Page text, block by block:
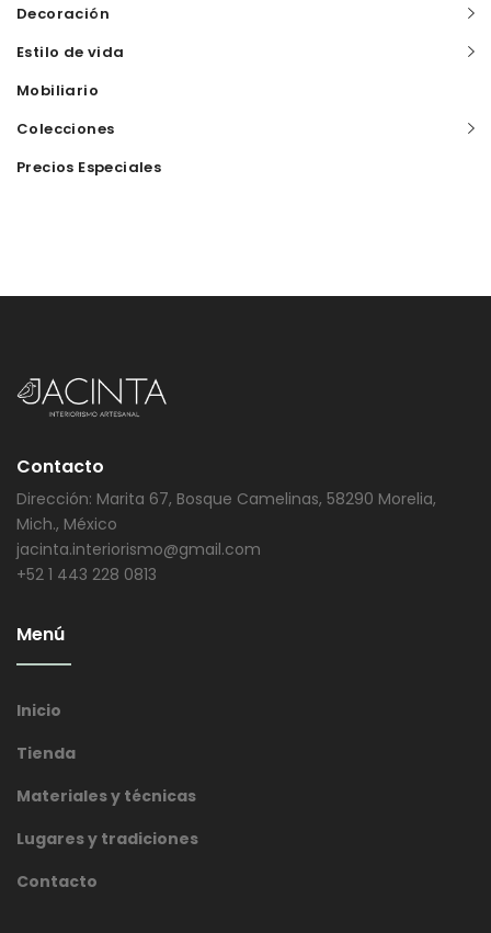
Decoración
Estilo de vida
Mobiliario
Colecciones
Precios Especiales
Contacto
Dirección: Marita 67, Bosque Camelinas, 58290 Morelia,
Mich., México
jacinta.interiorismo@gmail.com
+52 1 443 228 0813
Menú
Inicio
Tienda
Materiales y técnicas
Lugares y tradiciones
Contacto